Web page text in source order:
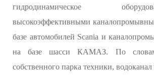
гидродинамическое
высокоэффективными
базе автомобилей Scania и
на базе шасси КАМАЗ. По
собственного парка техники, водоканал